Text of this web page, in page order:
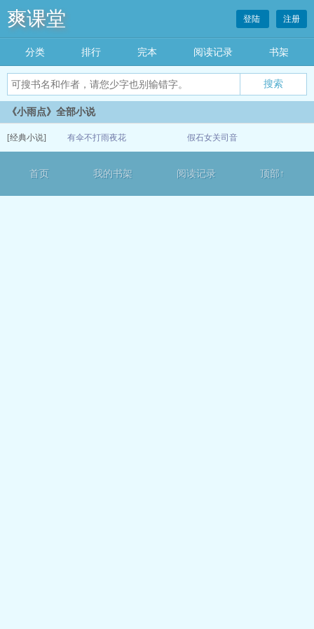
爽课堂 登陆 注册
分类 排行 完本 阅读记录 书架
《小雨点》全部小说
[经典小说] 有伞不打雨夜花 假石女关司音
首页 我的书架 阅读记录 顶部↑